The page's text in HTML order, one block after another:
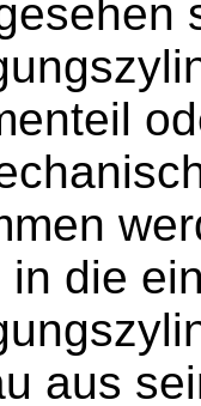
in die
aus